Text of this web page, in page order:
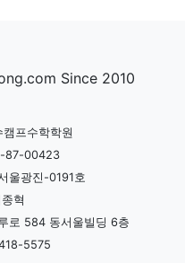
Since 2010
프수학학원
87-00423
울광진-0191호
혁
로 584 동서울빌딩 6층
5575